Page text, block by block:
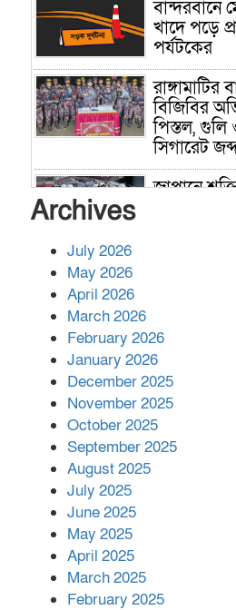
বান্দরবানে
খাদে পড়ে
পর্যটকের
রাঙ্গামাটির
বিজিবির
পিস্তল, গুলি
সিগারেট
জাপানে
কাপ্তাই প্রেস
মাহফুজ,
নির্বাচিত
মালয়েশিয়ার
দেয়ার পর
মোকাবিলায় সহায়তার আশ্বাস
এক বিলিয়ন
Archives
July 2026
May 2026
April 2026
March 2026
February 2026
January 2026
December 2025
November 2025
October 2025
September 2025
August 2025
July 2025
June 2025
May 2025
April 2025
March 2025
February 2025